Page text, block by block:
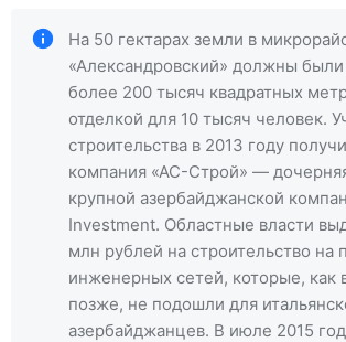
На 50 гектарах земли в
«Александровский» должны были
более 200 тысяч квадратных
отделкой для 10 тысяч человек.
строительства в 2013 году
компания «АС-Строй» —
крупной азербайджанской
Investment. Областные власти
млн рублей на строительство на
инженерных сетей, которые, как
позже, не подошли для
азербайджанцев. В июле 2015